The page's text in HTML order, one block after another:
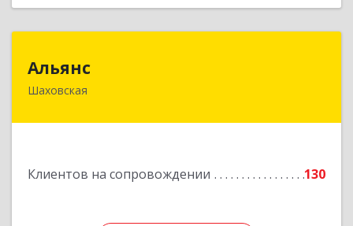
Альянс
Шаховская
Клиентов на сопровождении 130
143700, Московская обл, Шаховской р-н,